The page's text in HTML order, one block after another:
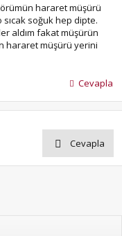
hararet müşürü
sıcak soğuk hep dipte.
aldım fakat müşürün
hararet müşürü yerini
Cevapla
Cevapla